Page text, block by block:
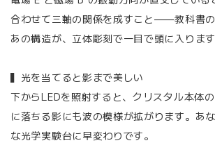
合わせて三軸の関係を成すこと——教科書
あの構造が、立体彫刻で一目で頭に入ります
▍光を当てると影まで美しい
下からLEDを照射すると、クリスタル本体
に落ちる影にも波の模様が拡がります。あ
な光学実験台に早変わりです。